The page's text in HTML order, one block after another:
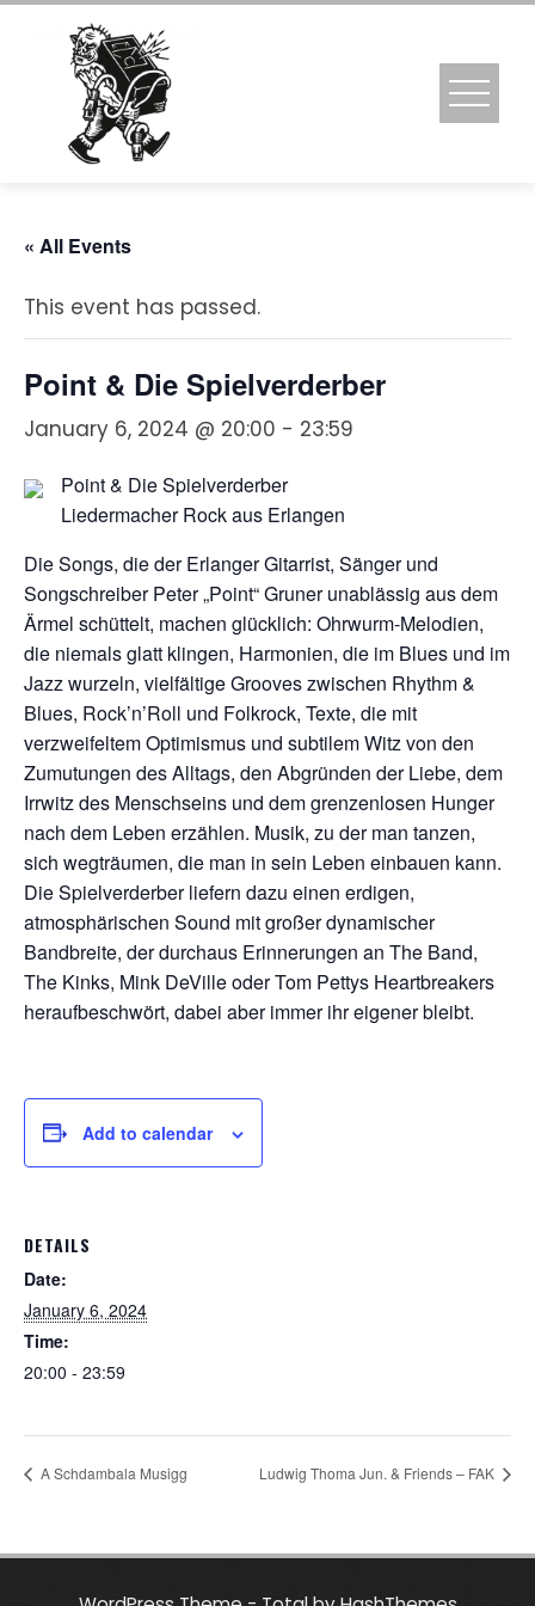
Skip
content
« All Events
This event has passed.
Point & Die Spielverderber
January 6, 2024 @ 20:00 - 23:59
Point & Die Spielverderber
Liedermacher Rock aus Erlangen
Die Songs, die der Erlanger Gitarrist, Sänger und
Songschreiber Peter „Point“ Gruner unablässig aus dem
Ärmel schüttelt, machen glücklich: Ohrwurm-Melodien,
die niemals glatt klingen, Harmonien, die im Blues und im
Jazz wurzeln, vielfältige Grooves zwischen Rhythm &
Blues, Rock’n’Roll und Folkrock, Texte, die mit
verzweifeltem Optimismus und subtilem Witz von den
Zumutungen des Alltags, den Abgründen der Liebe, dem
Irrwitz des Menschseins und dem grenzenlosen Hunger
nach dem Leben erzählen. Musik, zu der man tanzen,
sich wegträumen, die man in sein Leben einbauen kann.
Die Spielverderber liefern dazu einen erdigen,
atmosphärischen Sound mit großer dynamischer
Bandbreite, der durchaus Erinnerungen an The Band,
The Kinks, Mink DeVille oder Tom Pettys Heartbreakers
heraufbeschwört, dabei aber immer ihr eigener bleibt.
Add to calendar
DETAILS
Date:
January 6, 2024
Time:
20:00 - 23:59
A Schdambala Musigg Ludwig Thoma Jun. & Friends – FAK